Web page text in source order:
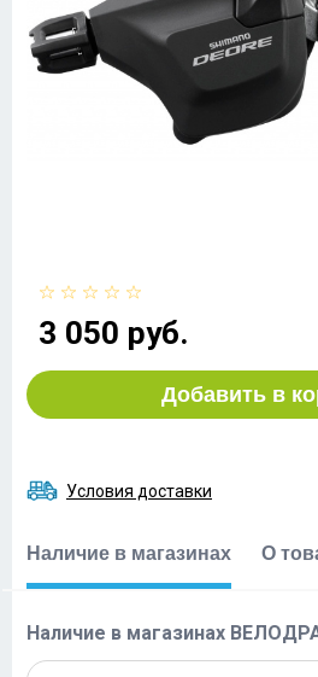
3 050 руб.
Добавить в
Условия доставки
Наличие в магазинах О
Наличие в магазинах